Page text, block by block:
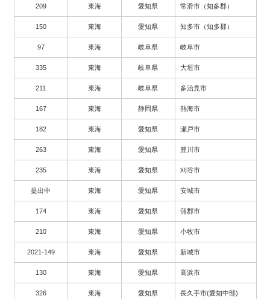
209 東海 愛知県 常滑市（知多郡）
150 東海 愛知県 知多市（知多郡）
97 東海 岐阜県 岐阜市
335 東海 岐阜県 大垣市
211 東海 岐阜県 多治見市
167 東海 静岡県 熱海市
182 東海 愛知県 瀬戸市
263 東海 愛知県 豊川市
235 東海 愛知県 刈谷市
提出中 東海 愛知県 安城市
174 東海 愛知県 蒲郡市
210 東海 愛知県 小牧市
2021-149 東海 愛知県 新城市
130 東海 愛知県 高浜市
326 東海 愛知県 長久手市(愛知中部)